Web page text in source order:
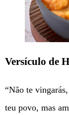
Versículo de
“Não te
teu povo, mas